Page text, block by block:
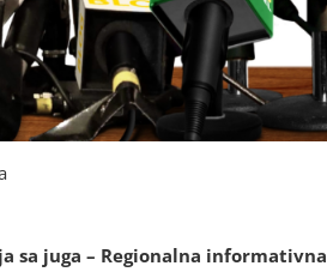
sa juga – Regionalna informativna